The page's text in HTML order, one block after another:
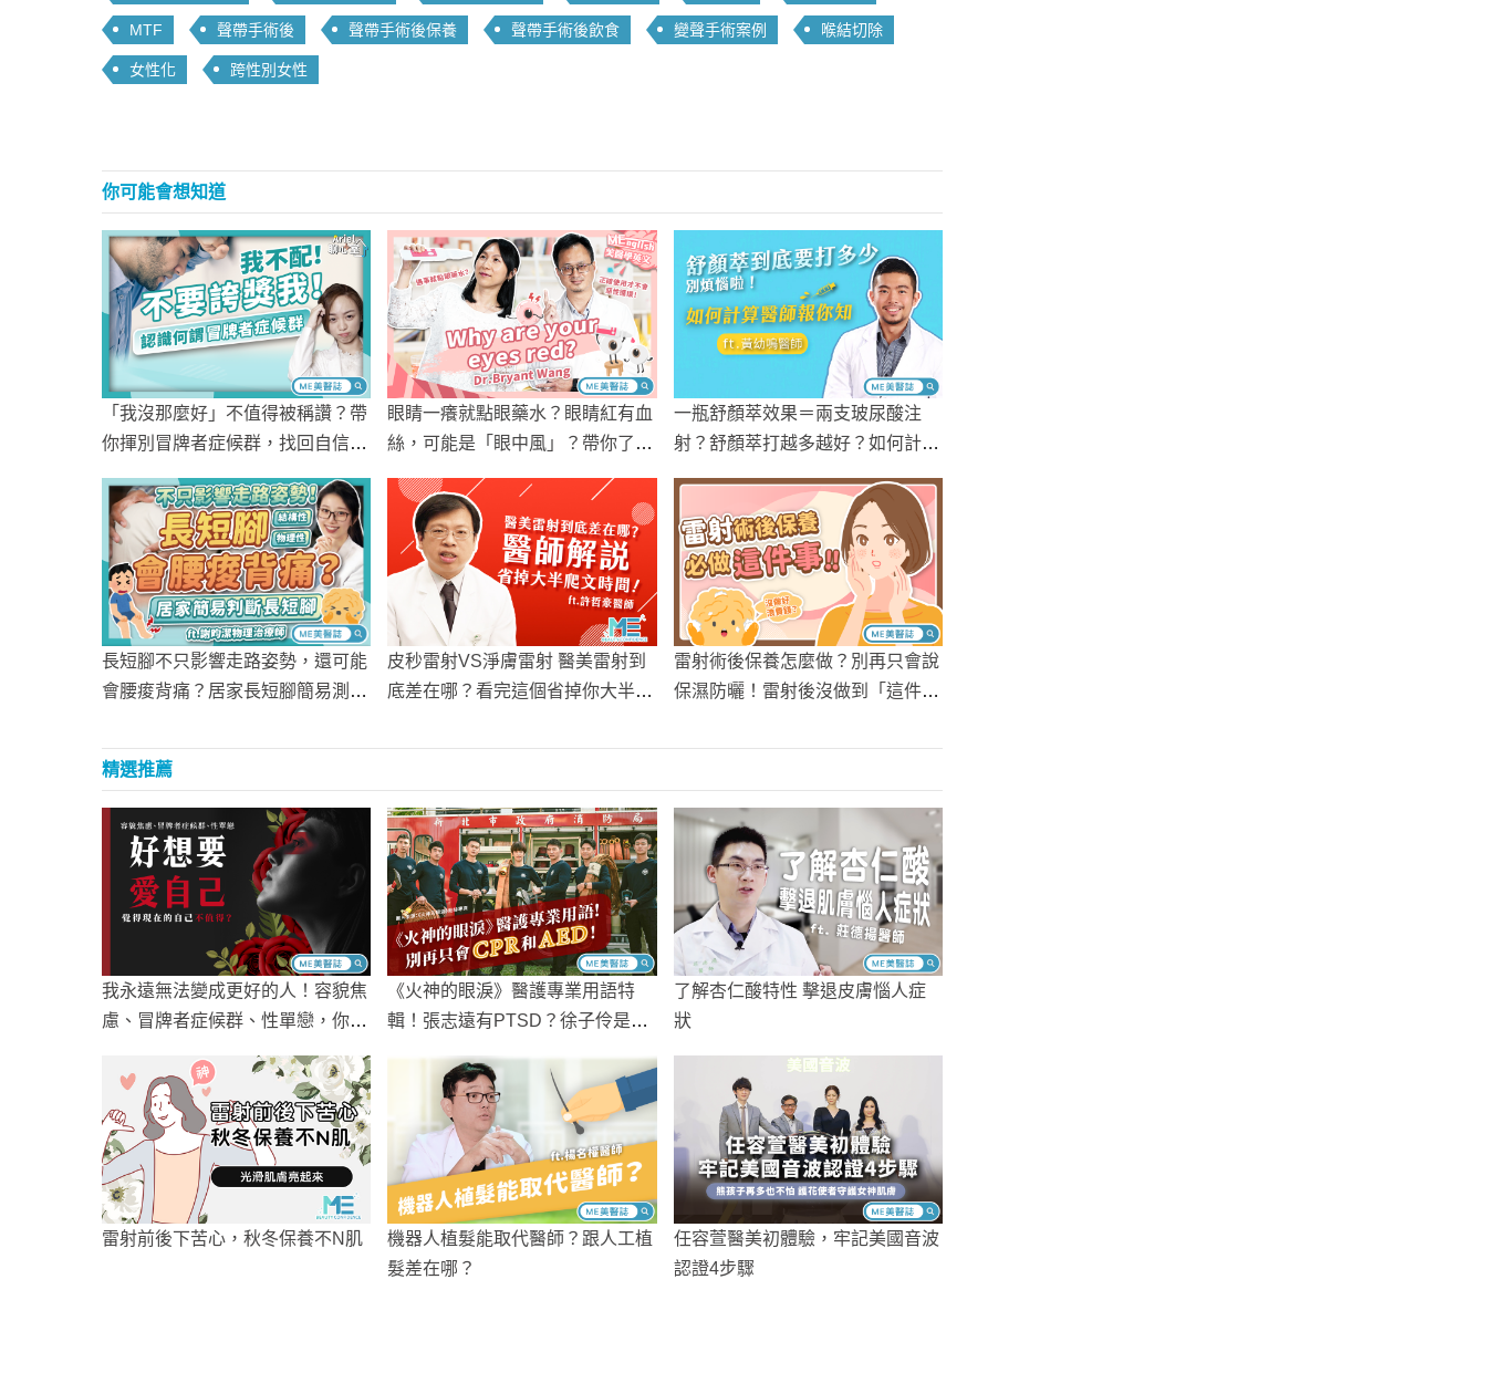
MTF 聲帶手術後 聲帶手術後保養 聲帶手術後飲食 變聲手術案例 喉結切除
女性化 跨性別女性
你可能會想知道
「我沒那麼好」不值得被稱讚？帶
你揮別冒牌者症候群，找回自信
眼睛一癢就點眼藥水？眼睛紅有血
絲，可能是「眼中風」？帶你了解
一瓶舒顏萃效果＝兩支玻尿酸注
射？舒顏萃打越多越好？如何計算
長短腳不只影響走路姿勢，還可能
會腰痠背痛？居家長短腳簡易測量
皮秒雷射VS淨膚雷射 醫美雷射到
底差在哪？看完這個省掉你大半爬
雷射術後保養怎麼做？別再只會說
保濕防曬！雷射後沒做到「這件
精選推薦
我永遠無法變成更好的人！容貌焦
慮、冒牌者症候群、性單戀，你身
《火神的眼淚》醫護專業用語特
輯！張志遠有PTSD？徐子伶是E
了解杏仁酸特性 擊退皮膚惱人症
狀
雷射前後下苦心，秋冬保養不N肌
機器人植髮能取代醫師？跟人工植
髮差在哪？
任容萱醫美初體驗，牢記美國音波
認證4步驟